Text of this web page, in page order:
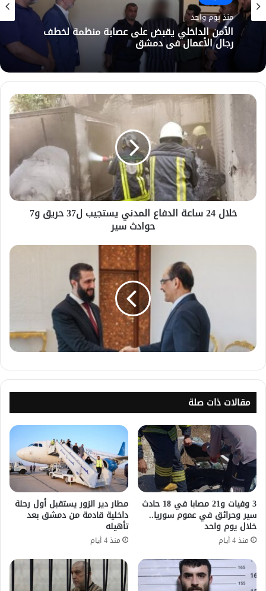
محليات
منذ يوم واحد
الأمن الداخلي يقبض على عصابة منظمة لخطف
رجال الأعمال في دمشق
محليات
منذ 3 أيام
وزير الطاقة السوري: بدء تاهيل شبكة كهرباء
سراقب بعد انقطاع 14 عاما”
خلال 24 ساعة الدفاع المدني يستجيب ل37 حريق و7
حوادث سير
مقالات ذات صلة
3 وفيات و21 مصابا في 18 حادث
سير وحرائق في عموم سوريا..
خلال يوم واحد
منذ 4 أيام
مطار دير الزور يستقبل أول رحلة
داخلية قادمة من دمشق بعد
تأهيله
منذ 4 أيام